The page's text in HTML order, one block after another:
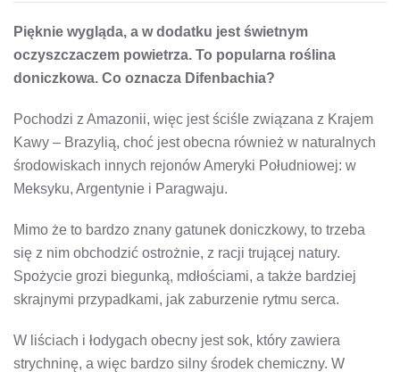
Pięknie wygląda, a w dodatku jest świetnym
oczyszczaczem powietrza. To popularna roślina
doniczkowa. Co oznacza Difenbachia?
Pochodzi z Amazonii, więc jest ściśle związana z Krajem
Kawy – Brazylią, choć jest obecna również w naturalnych
środowiskach innych rejonów Ameryki Południowej: w
Meksyku, Argentynie i Paragwaju.
Mimo że to bardzo znany gatunek doniczkowy, to trzeba
się z nim obchodzić ostrożnie, z racji trującej natury.
Spożycie grozi biegunką, mdłościami, a także bardziej
skrajnymi przypadkami, jak zaburzenie rytmu serca.
W liściach i łodygach obecny jest sok, który zawiera
strychninę, a więc bardzo silny środek chemiczny. W